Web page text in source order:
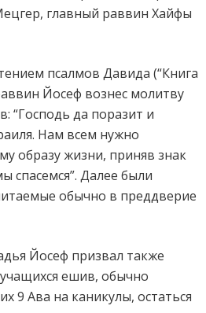
главный раввин Хайфы
псалмов Давида (“Книга
Йосеф вознес молитву
“Господь да поразит и
Нам всем нужно
образу жизни, приняв знак
спасемся”. Далее были
обычно в преддверие
Йосеф призвал также
ешив, обычно
9 Ава на каникулы, остаться